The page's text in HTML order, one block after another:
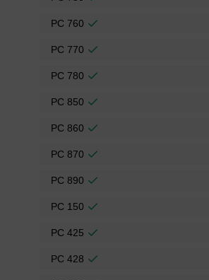
PC 760
PC 770
PC 780
PC 850
PC 860
PC 870
PC 890
PC 150
PC 425
PC 428